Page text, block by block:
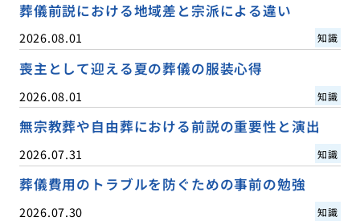
葬儀前説における地域差と宗派による違い
2026.08.01 知識
喪主として迎える夏の葬儀の服装心得
2026.08.01 知識
無宗教葬や自由葬における前説の重要性と演出
2026.07.31 知識
葬儀費用のトラブルを防ぐための事前の勉強
2026.07.30 知識